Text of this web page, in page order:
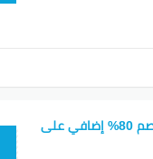
كوبون خصم يوباي خصم 80% إضافي على